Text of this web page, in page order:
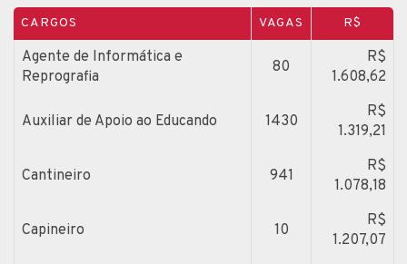
CARGOS VAGAS R$
Agente de Informática e
Reprografia
80
R$
1.608,62
Auxiliar de Apoio ao Educando 1430
R$
1.319,21
Cantineiro 941
R$
1.078,18
Capineiro 10
R$
1.207,07